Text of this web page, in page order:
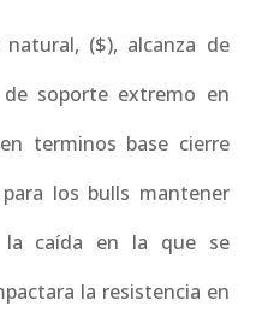
($), alcanza de
soporte extremo en
terminos base cierre
los bulls mantener
la caída en la que se
la resistencia en